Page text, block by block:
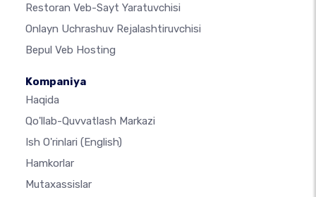
Restoran Veb-Sayt Yaratuvchisi
Onlayn Uchrashuv Rejalashtiruvchisi
Bepul Veb Hosting
Kompaniya
Haqida
Qo'llab-Quvvatlash Markazi
Ish O'rinlari (English)
Hamkorlar
Mutaxassislar